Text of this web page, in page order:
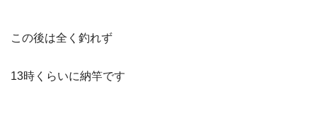
この後は全く釣れず
13時くらいに納竿です